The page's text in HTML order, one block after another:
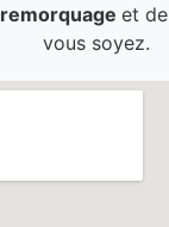
remorquage et de
vous soyez.